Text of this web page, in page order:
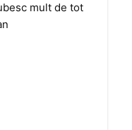
mult de tot